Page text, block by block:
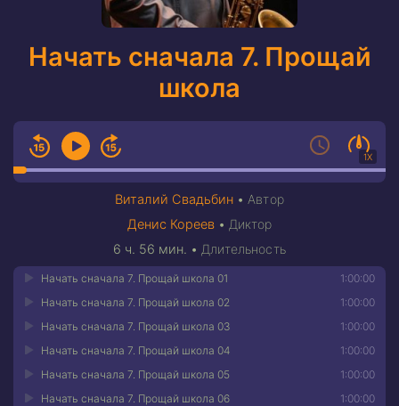
Начать сначала 7. Прощай
школа
1X
Виталий Свадьбин • Автор
Денис Кореев • Диктор
6 ч. 56 мин. • Длительность
1:00:00
Начать сначала 7. Прощай школа 01
1:00:00
Начать сначала 7. Прощай школа 02
1:00:00
Начать сначала 7. Прощай школа 03
1:00:00
Начать сначала 7. Прощай школа 04
1:00:00
Начать сначала 7. Прощай школа 05
1:00:00
Начать сначала 7. Прощай школа 06